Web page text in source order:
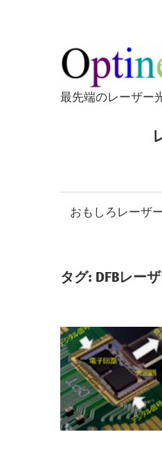
テ
ン
ツ
プ
最先端のレーザー
おもしろレーザ
タグ: DFBレー